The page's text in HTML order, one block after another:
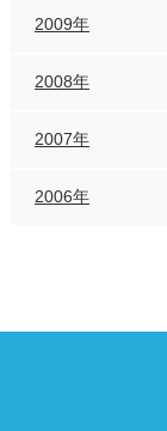
2009年
2008年
2007年
2006年